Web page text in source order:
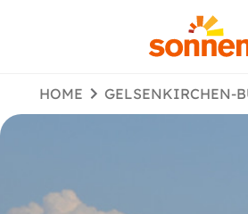
HOME GELSENKIRCHEN-